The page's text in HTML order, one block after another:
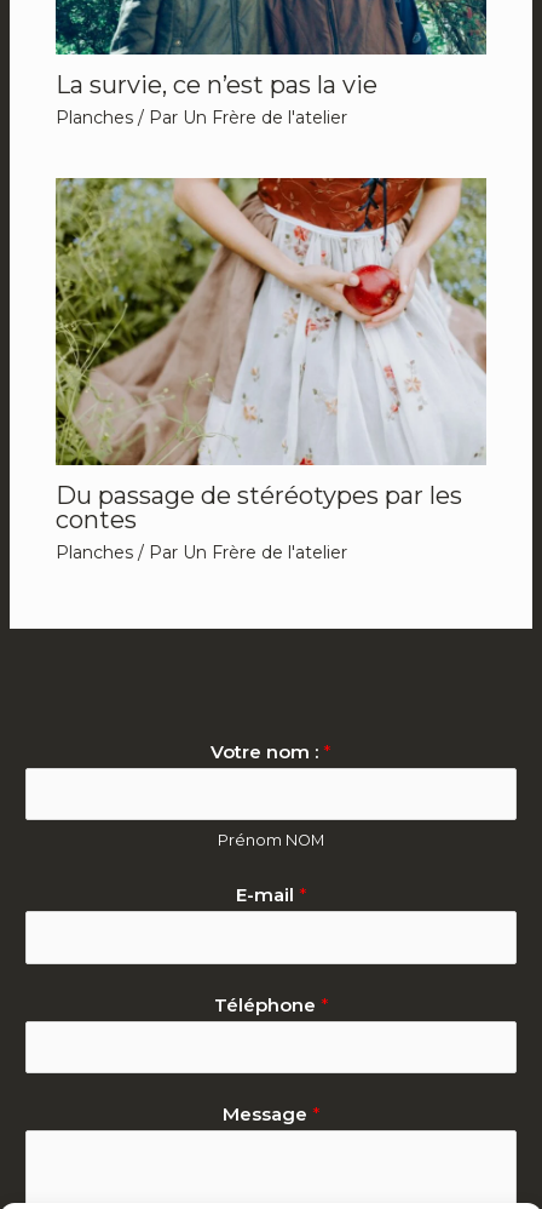
La survie, ce n’est pas la vie
Planches/ Par Un Frère de l'atelier
Du passage de stéréotypes par les
contes
Planches/ Par Un Frère de l'atelier
Votre nom : *
Prénom NOM
E-mail *
Téléphone *
Message *